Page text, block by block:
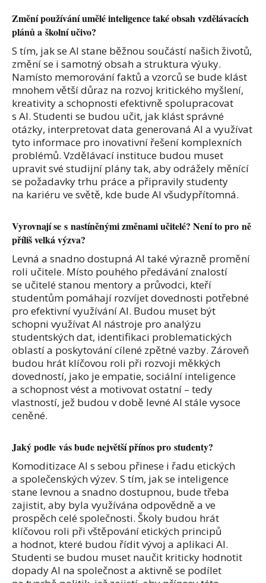
Změní používání umělé inteligence také obsah vzdělávacích
plánů a školní učivo?
S tím, jak se AI stane běžnou součástí našich životů,
změní se i samotný obsah a struktura výuky.
Namísto memorování faktů a vzorců se bude klást
mnohem větší důraz na rozvoj kritického myšlení,
kreativity a schopnosti efektivně spolupracovat
s AI. Studenti se budou učit, jak klást správné
otázky, interpretovat data generovaná AI a využívat
tyto informace pro inovativní řešení komplexních
problémů. Vzdělávací instituce budou muset
upravit své studijní plány tak, aby odrážely měnící
se požadavky trhu práce a připravily studenty
na kariéru ve světě, kde bude AI všudypřítomná.
Vyrovnají se s nastíněnými změnami učitelé? Není to pro ně
příliš velká výzva?
Levná a snadno dostupná AI také výrazně promění
roli učitele. Místo pouhého předávání znalostí
se učitelé stanou mentory a průvodci, kteří
studentům pomáhají rozvíjet dovednosti potřebné
pro efektivní využívání AI. Budou muset být
schopni využívat AI nástroje pro analýzu
studentských dat, identifikaci problematických
oblastí a poskytování cílené zpětné vazby. Zároveň
budou hrát klíčovou roli při rozvoji měkkých
dovedností, jako je empatie, sociální inteligence
a schopnost vést a motivovat ostatní – tedy
vlastností, jež budou v době levné AI stále vysoce
ceněné.
Jaký podle vás bude největší přínos pro studenty?
Komoditizace AI s sebou přinese i řadu etických
a společenských výzev. S tím, jak se inteligence
stane levnou a snadno dostupnou, bude třeba
zajistit, aby byla využívána odpovědně a ve
prospěch celé společnosti. Školy budou hrát
klíčovou roli při vštěpování etických principů
a hodnot, které budou řídit vývoj a aplikaci AI.
Studenti se budou muset naučit kriticky hodnotit
dopady AI na společnost a aktivně se podílet